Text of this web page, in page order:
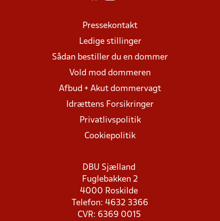
Pressekontakt
Ledige stillinger
Sådan bestiller du en dommer
Vold mod dommeren
Afbud + Akut dommervagt
Idrættens Forsikringer
Privatlivspolitik
Cookiepolitik
DBU Sjælland
Fuglebakken 2
4000 Roskilde
Telefon: 4632 3366
CVR: 6369 0015